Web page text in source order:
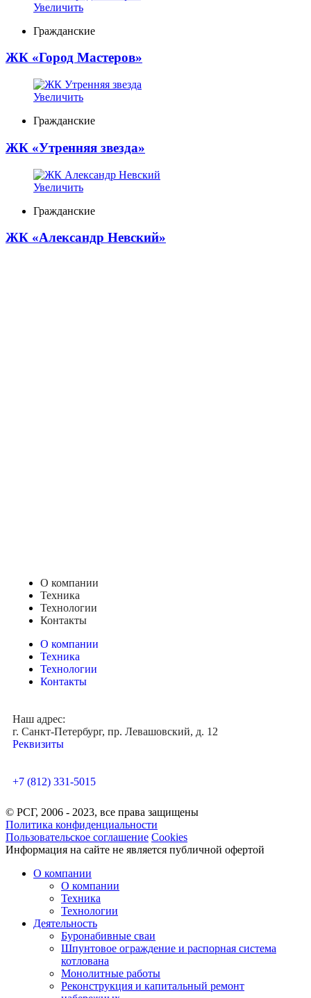
Увеличить
Гражданские
ЖК «Город Мастеров»
Увеличить
Гражданские
ЖК «Утренняя звезда»
Увеличить
Гражданские
ЖК «Александр Невский»
О компании
Техника
Технологии
Контакты
О компании
Техника
Технологии
Контакты
Наш адрес:
г. Санкт-Петербург, пр. Левашовский, д. 12
Реквизиты
+7 (812) 331-5015
© РСГ, 2006 - 2023, все права защищены
Политика конфиденциальности
Пользовательское соглашение Cookies
Информация на сайте не является публичной офертой
О компании
О компании
Техника
Технологии
Деятельность
Буронабивные сваи
Шпунтовое ограждение и распорная система
котлована
Монолитные работы
Реконструкция и капитальный ремонт